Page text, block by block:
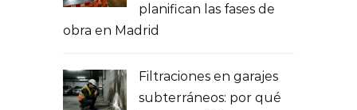
planifican las fases de
obra en Madrid
Filtraciones en garajes
subterráneos: por qué